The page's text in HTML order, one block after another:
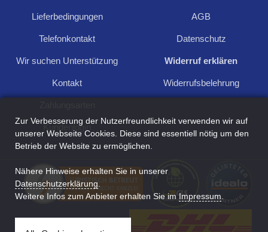
Dank der digitalen Löffelwaage lassen sich Küchenzutaten mühelos in
Für Anfragen und Rückfragen schreiben Sie
uns:
Lieferbedingungen
Telefonkontakt
Wir suchen Unterstützung
Kontakt
Kundenlogin
AGB
Datenschutz
Widerruf erklären
Widerrufsbelehrung
Zur Verbesserung der Nutzerfreundlichkeit verwenden wir auf
unserer Webseite Cookies. Diese sind essentiell nötig um den
Betrieb der Website zu ermöglichen.
Nähere Hinweise erhalten Sie in unserer
Datenschutzerklärung.
Weitere Infos zum Anbieter erhalten Sie imImpressum